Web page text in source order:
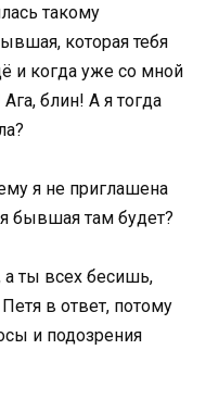
такому
которая тебя
и когда уже со мной
блин! А я тогда
я не приглашена
бывшая там будет?
ты всех бесишь,
в ответ, потому
и подозрения